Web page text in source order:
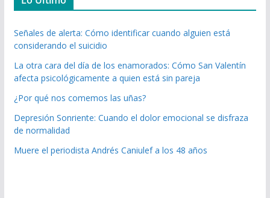
Señales de alerta: Cómo identificar cuando alguien está
considerando el suicidio
La otra cara del día de los enamorados: Cómo San Valentín
afecta psicológicamente a quien está sin pareja
¿Por qué nos comemos las uñas?
Depresión Sonriente: Cuando el dolor emocional se disfraza
de normalidad
Muere el periodista Andrés Caniulef a los 48 años